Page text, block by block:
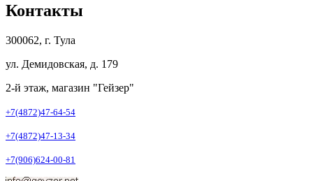
Контакты
300062, г. Тула
ул. Демидовская, д. 179
2-й этаж, магазин "Гейзер"
+7(4872)47-64-54
+7(4872)47-13-34
+7(906)624-00-81